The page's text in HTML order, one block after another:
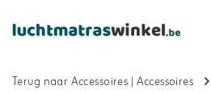
Terug naar Accessoires | Accessoires